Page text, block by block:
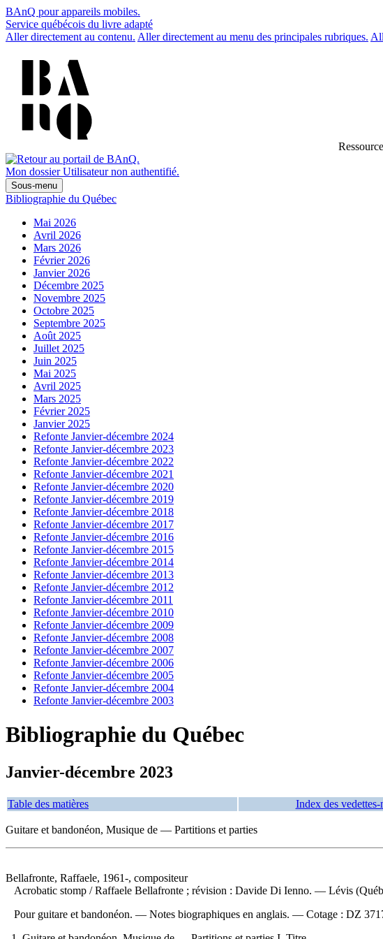
BAnQ pour appareils mobiles.
Service québécois du livre adapté
Aller directement au contenu. Aller directement au menu des principales rubriques.
Mon dossier Utilisateur non authentifié.
Sous-menu
Bibliographie du Québec
Mai 2026
Avril 2026
Mars 2026
Février 2026
Janvier 2026
Décembre 2025
Novembre 2025
Octobre 2025
Septembre 2025
Août 2025
Juillet 2025
Juin 2025
Mai 2025
Avril 2025
Mars 2025
Février 2025
Janvier 2025
Refonte Janvier-décembre 2024
Refonte Janvier-décembre 2023
Refonte Janvier-décembre 2022
Refonte Janvier-décembre 2021
Refonte Janvier-décembre 2020
Refonte Janvier-décembre 2019
Refonte Janvier-décembre 2018
Refonte Janvier-décembre 2017
Refonte Janvier-décembre 2016
Refonte Janvier-décembre 2015
Refonte Janvier-décembre 2014
Refonte Janvier-décembre 2013
Refonte Janvier-décembre 2012
Refonte Janvier-décembre 2011
Refonte Janvier-décembre 2010
Refonte Janvier-décembre 2009
Refonte Janvier-décembre 2008
Refonte Janvier-décembre 2007
Refonte Janvier-décembre 2006
Refonte Janvier-décembre 2005
Refonte Janvier-décembre 2004
Refonte Janvier-décembre 2003
Bibliographie du Québec
Janvier-décembre 2023
Table des matières Index des vedettes-
Guitare et bandonéon, Musique de — Partitions et parties
Bellafronte, Raffaele, 1961-, compositeur
Acrobatic stomp / Raffaele Bellafronte ; révision : Davide Di Ienno. — Lévis
Pour guitare et bandonéon. — Notes biographiques en anglais. — Cotage : DZ